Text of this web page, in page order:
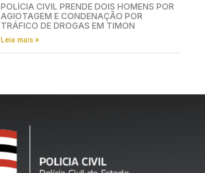
POLÍCIA CIVIL PRENDE DOIS HOMENS POR
AGIOTAGEM E CONDENAÇÃO POR
TRÁFICO DE DROGAS EM TIMON
Leia mais »